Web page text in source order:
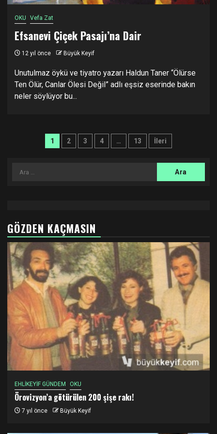
OKU Vefa Zat
Efsanevi Çiçek Pasajı’na Dair
12 yıl önce Büyük Keyif
Unutulmaz öykü ve tiyatro yazarı Haldun Taner “Ölürse
Ten Ölür, Canlar Ölesi Değil” adlı eşsiz eserinde bakın
neler söylüyor bu...
Yazı
sayfalandırması
1 2 3 4 … 13 İleri
Arama:
GÖZDEN KAÇMASIN
EHLİKEYİF GÜNDEM OKU
Örovizyon’a götürülen 200 şişe rakı!
7 yıl önce Büyük Keyif